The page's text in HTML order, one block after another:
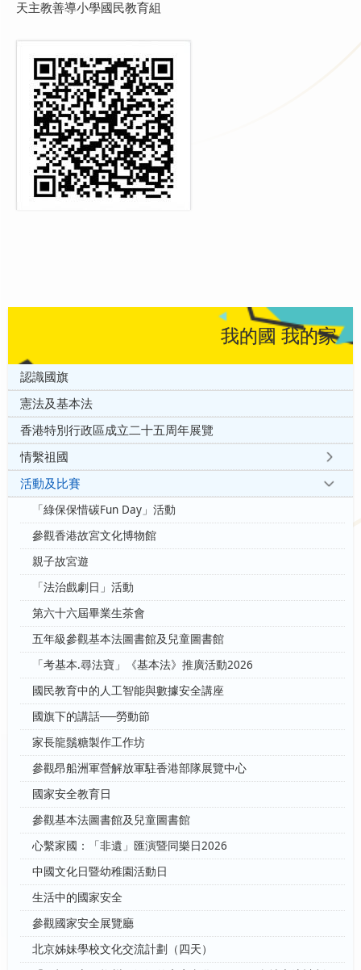
天主教善導小學國民教育組
我的國 我的家
認識國旗
憲法及基本法
香港特別行政區成立二十五周年展覽
情繫祖國
活動及比賽
「綠保保惜碳Fun Day」活動
參觀香港故宮文化博物館
親子故宮遊
「法治戲劇日」活動
第六十六屆畢業生茶會
五年級參觀基本法圖書館及兒童圖書館
「考基本.尋法寶」《基本法》推廣活動2026
國民教育中的人工智能與數據安全講座
國旗下的講話──勞動節
家長龍鬚糖製作工作坊
參觀昂船洲軍營解放軍駐香港部隊展覽中心
國家安全教育日
參觀基本法圖書館及兒童圖書館
心繫家國：「非遺」匯演暨同樂日2026
中國文化日暨幼稚園活動日
生活中的國家安全
參觀國家安全展覽廳
北京姊妹學校文化交流計劃（四天）